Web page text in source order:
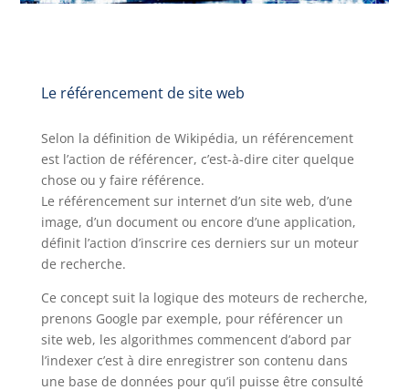
Le référencement de siteweb
Selon la définition de Wikipédia, un référencement
est l’action de référencer, c’est-à-dire citer quelque
chose ou y faire référence.
Le référencement sur internet d’un site web, d’une
image, d’un document ou encore d’une application,
définit l’action d’inscrire ces derniers sur un moteur
de recherche.
Ce concept suit la logique des moteurs de recherche,
prenons Google par exemple, pour référencer un
site web, les algorithmes commencent d’abord par
l’indexer c’est à dire enregistrer son contenu dans
une base de données pour qu’il puisse être consulté